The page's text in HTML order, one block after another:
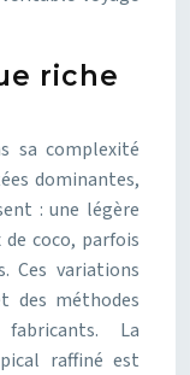
riche
sa complexité
dominantes,
: une légère
coco, parfois
Ces variations
des méthodes
La
raffiné est